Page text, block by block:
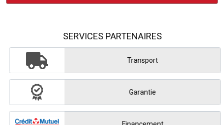
SERVICES PARTENAIRES
Transport
Garantie